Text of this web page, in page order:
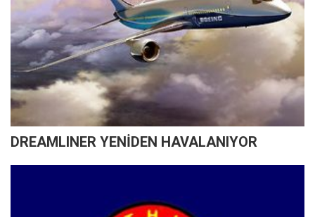
DREAMLINER YENİDEN HAVALANIYOR